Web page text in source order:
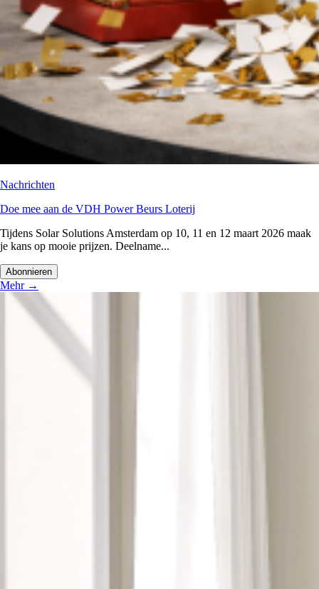
Nachrichten
Doe mee aan de VDH Power Beurs Loterij
Tijdens Solar Solutions Amsterdam op 10, 11 en 12 maart 2026 maak
je kans op mooie prijzen. Deelname...
Abonnieren
Mehr →